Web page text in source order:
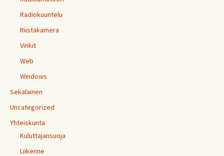
Radiokuuntelu
Riistakamera
Vinkit
Web
Windows
Sekalainen
Uncategorized
Yhteiskunta
Kuluttajansuoja
Liikenne